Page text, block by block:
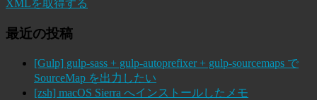
XMLを取得する
最近の投稿
[Gulp] gulp-sass + gulp-autoprefixer + gulp-sourcemaps で
SourceMap を出力したい
[zsh] macOS Sierra へインストールしたメモ